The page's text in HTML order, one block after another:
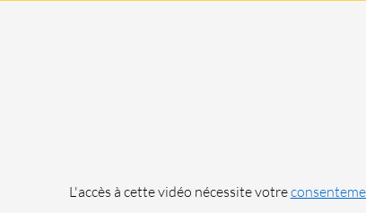
L'accès à cette vidéo nécessite votre